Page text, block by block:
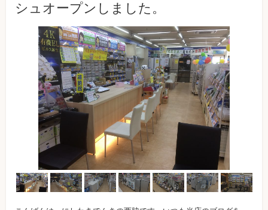
シュオープンしました。